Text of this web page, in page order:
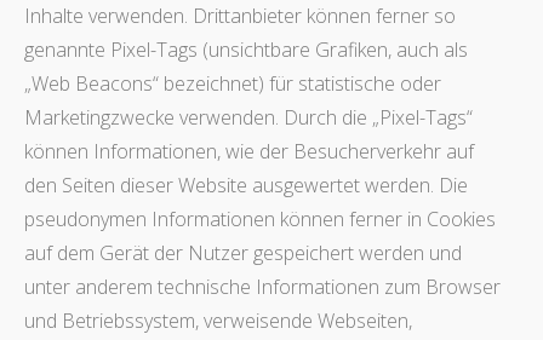
Inhalte verwenden. Drittanbieter können ferner so
genannte Pixel-Tags (unsichtbare Grafiken, auch als
„Web Beacons“ bezeichnet) für statistische oder
Marketingzwecke verwenden. Durch die „Pixel-Tags“
können Informationen, wie der Besucherverkehr auf
den Seiten dieser Website ausgewertet werden. Die
pseudonymen Informationen können ferner in Cookies
auf dem Gerät der Nutzer gespeichert werden und
unter anderem technische Informationen zum Browser
und Betriebssystem, verweisende Webseiten,